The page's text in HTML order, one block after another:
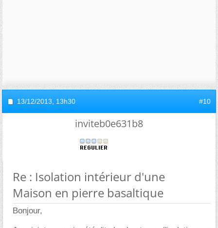
13/12/2013, 13h30 #10
inviteb0e631b8
Re : Isolation intérieur d'une
Maison en pierre basaltique
Bonjour,